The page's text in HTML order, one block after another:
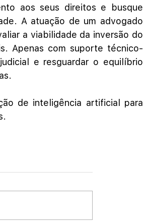
aos seus direitos e busque
A atuação de um advogado
a viabilidade da inversão do
Apenas com suporte técnico-
e resguardar o equilíbrio
de inteligência artificial para